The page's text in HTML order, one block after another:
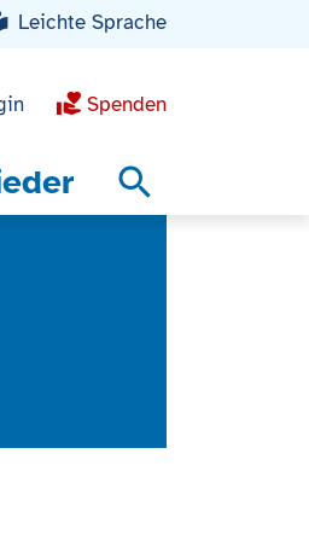
Leichte Sprache
Spenden
search